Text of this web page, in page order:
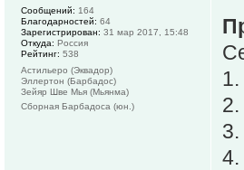
3.
Сообщений: 164
Благодарностей: 64
Зарегистрирован: 31 мар 2017, 15:48
Откуда: Россия
Рейтинг: 538
Астильеро (Эквадор)
Эллертон (Барбадос)
Зейяр Шве Мья (Мьянма)
Сборная Барбадоса (юн.)